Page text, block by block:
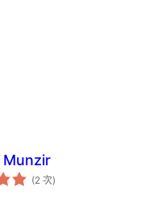
(2 次評
分)